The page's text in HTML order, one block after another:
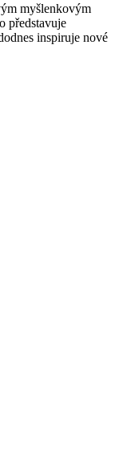
myšlenkovým
představuje
inspiruje nové